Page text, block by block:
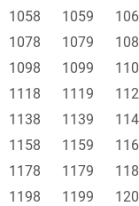
1058 1059
1078 1079
1098 1099
1118 1119
1138 1139
1158 1159
1178 1179
1198 1199